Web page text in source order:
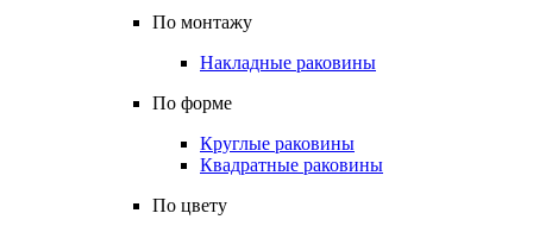
По монтажу
Накладные раковины
По форме
Круглые раковины
Квадратные раковины
По цвету